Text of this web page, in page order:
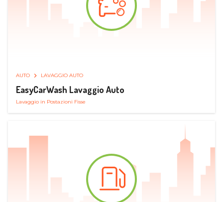
AUTO LAVAGGIO AUTO
EasyCarWash Lavaggio Auto
Lavaggio in Postazioni Fisse